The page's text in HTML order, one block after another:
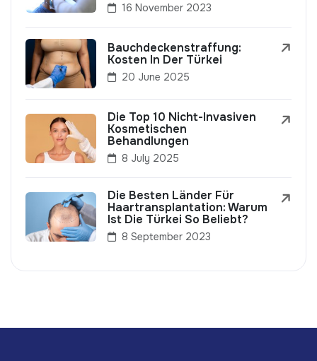
16 November 2023
Bauchdeckenstraffung:
Kosten In Der Türkei
20 June 2025
Die Top 10 Nicht-Invasiven
Kosmetischen
Behandlungen
8 July 2025
Die Besten Länder Für
Haartransplantation: Warum
Ist Die Türkei So Beliebt?
8 September 2023